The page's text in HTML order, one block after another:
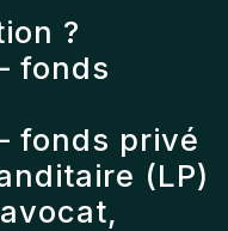
?
fonds
fonds privé
(LP)